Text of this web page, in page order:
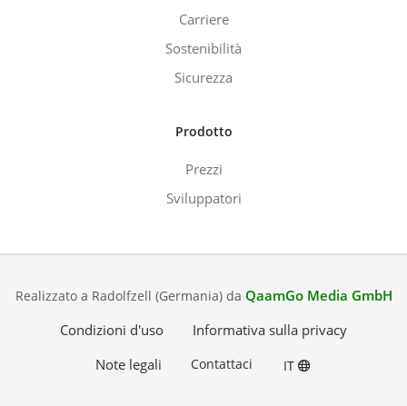
Carriere
Sostenibilità
Sicurezza
Prodotto
Prezzi
Sviluppatori
Realizzato a Radolfzell (Germania) da QaamGo Media GmbH
Condizioni d'uso
Informativa sulla privacy
Note legali
Contattaci IT